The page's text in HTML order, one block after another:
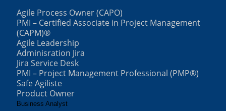
Agile Process Owner (CAPO)
PMI – Certified Associate in Project Management
(CAPM)®
Agile Leadership
Adminisration Jira
Jira Service Desk
PMI – Project Management Professional (PMP®)
Safe Agiliste
Product Owner
Business Analyst